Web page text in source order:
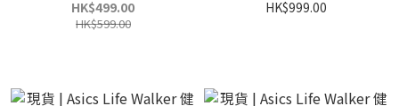
HK$499.00
HK$599.00
HK$999.00